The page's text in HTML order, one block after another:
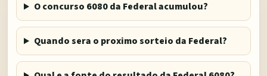
O concurso 6080 da Federal acumulou?
Quando sera o proximo sorteio da Federal?